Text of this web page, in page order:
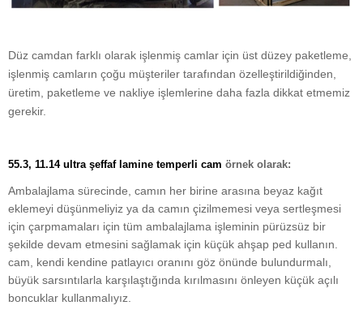
Düz camdan farklı olarak işlenmiş camlar için üst düzey paketleme,
işlenmiş camların çoğu müşteriler tarafından özelleştirildiğinden,
üretim, paketleme ve nakliye işlemlerine daha fazla dikkat etmemiz
gerekir.
55.3, 11.14 ultra şeffaf lamine temperli cam örnek olarak:
Ambalajlama sürecinde, camın her birine arasına beyaz kağıt
eklemeyi düşünmeliyiz ya da camın çizilmemesi veya sertleşmesi
için çarpmamaları için tüm ambalajlama işleminin pürüzsüz bir
şekilde devam etmesini sağlamak için küçük ahşap ped kullanın.
cam, kendi kendine patlayıcı oranını göz önünde bulundurmalı,
büyük sarsıntılarla karşılaştığında kırılmasını önleyen küçük açılı
boncuklar kullanmalıyız.